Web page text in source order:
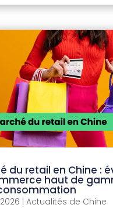
du retail en Chine :
haut de
| Actualités de Chine